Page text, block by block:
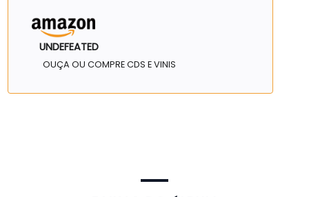
UNDEFEATED
OUÇA OU COMPRE CDS E VINIS